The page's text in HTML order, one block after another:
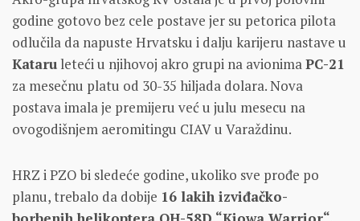
godine gotovo bez cele postave jer su petorica pilota
odlučila da napuste Hrvatsku i dalju karijeru nastave u
Kataru leteći u njihovoj akro grupi na avionimaPC-21
za mesečnu platu od 30-35 hiljada dolara. Nova
postava imala je premijeru već u julu mesecu na
ovogodišnjem aeromitingu CIAV u Varaždinu.
HRZ i PZO bi sledeće godine, ukoliko sve prođe po
planu, trebalo da dobije 16 lakih izviđačko-